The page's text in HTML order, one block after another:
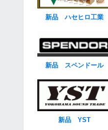
新品 ハセヒロ工業
新品 スペンドール
新品 YST